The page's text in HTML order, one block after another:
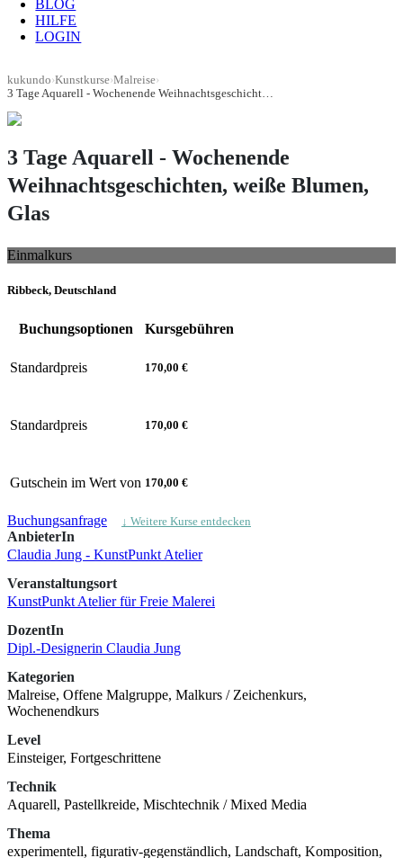
BLOG
HILFE
LOGIN
kukundo›Kunstkurse›Malreise›
3 Tage Aquarell - Wochenende Weihnachtsgeschichten, weiße Blumen, Glas
3 Tage Aquarell - Wochenende
Weihnachtsgeschichten, weiße Blumen,
Glas
Einmalkurs
Ribbeck, Deutschland
Buchungsoptionen Kursgebühren
Standardpreis 170,00 €
Standardpreis 170,00 €
Gutschein im Wert von 170,00 €
Buchungsanfrage ↓ Weitere Kurse entdecken
AnbieterIn
Claudia Jung - KunstPunkt Atelier
Veranstaltungsort
KunstPunkt Atelier für Freie Malerei
DozentIn
Dipl.-Designerin Claudia Jung
Kategorien
Malreise, Offene Malgruppe, Malkurs / Zeichenkurs,
Wochenendkurs
Level
Einsteiger, Fortgeschrittene
Technik
Aquarell, Pastellkreide, Mischtechnik / Mixed Media
Thema
experimentell, figurativ-gegenständlich, Landschaft, Komposition,